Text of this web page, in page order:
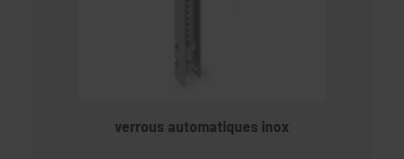
verrous automatiques inox